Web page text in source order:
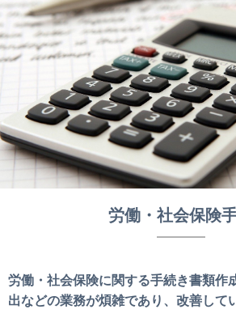
労働・社会保険
労働・社会保険に関する手続き書類作
出などの業務が煩雑であり、改善して